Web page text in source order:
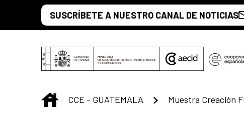
Saltar al contenido principal
SUSCRÍBETE A NUESTRO CANAL DE NOTICIAS
INICIO
CCE - GUATEMALA